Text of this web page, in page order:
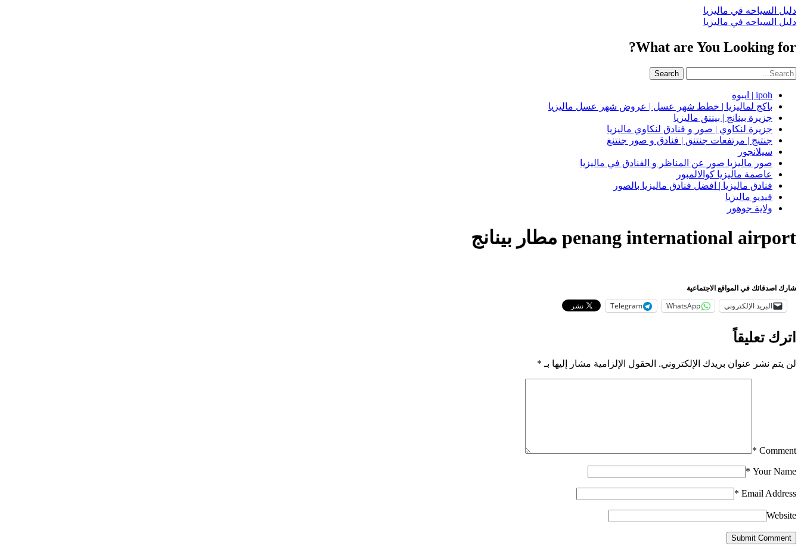
دليل السياحه في ماليزيا
دليل السياحه في ماليزيا
What are You Looking for?
Search
ipoh | ايبوه
باكج لماليزيا | خطط شهر عسل | عروض شهر عسل ماليزيا
جزيرة بينانج | بيننق ماليزيا
جزيرة لنكاوي | صور و فنادق لنكاوي ماليزيا
جنتنج | مرتفعات جنتنق | فنادق و صور جنتنغ
سيلانجور
صور ماليزيا صور عن المناظر و الفنادق في ماليزيا
عاصمة ماليزيا كوالالمبور
فنادق ماليزيا | افضل فنادق ماليزيا بالصور
فيديو ماليزيا
ولاية جوهور
penang international airport مطار بينانج
شارك اصدقائك في المواقع الاجتماعية
البريد الإلكتروني WhatsApp
Telegram
اترك تعليقاً
لن يتم نشر عنوان بريدك الإلكتروني. الحقول الإلزامية مشار إليها بـ *
Comment
*
Your Name
*
Email Address
*
Website
Submit Comment